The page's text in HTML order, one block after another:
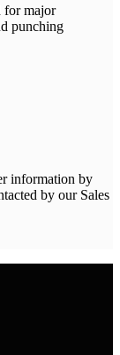
for major
punching
information by
by our Sales